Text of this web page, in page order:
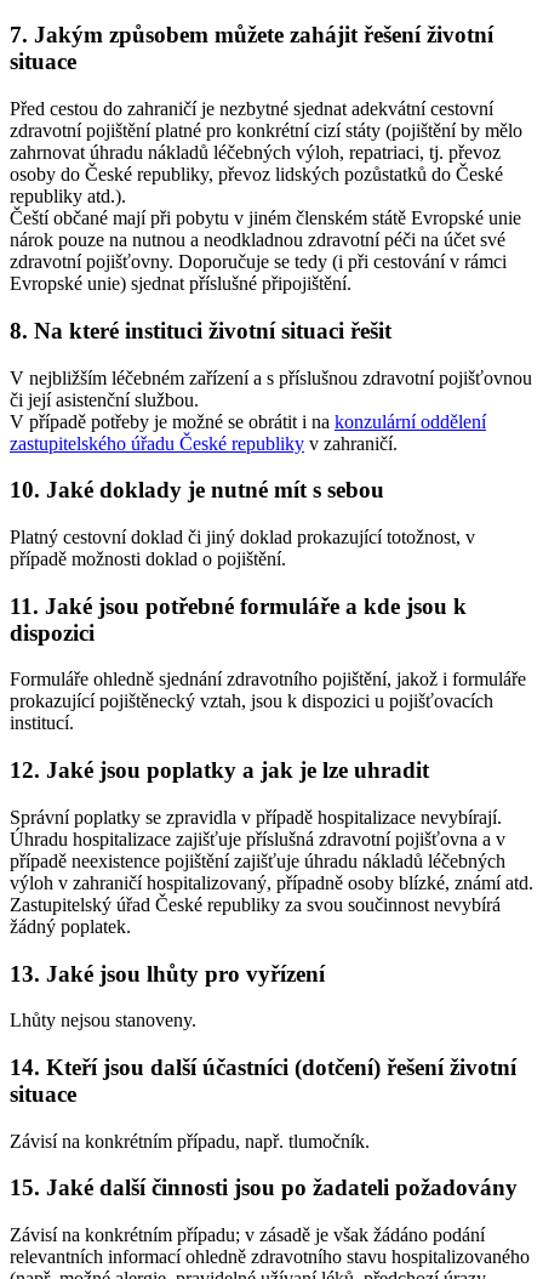
7. Jakým způsobem můžete zahájit řešení životní
situace
Před cestou do zahraničí je nezbytné sjednat adekvátní cestovní
zdravotní pojištění platné pro konkrétní cizí státy (pojištění by mělo
zahrnovat úhradu nákladů léčebných výloh, repatriaci, tj. převoz
osoby do České republiky, převoz lidských pozůstatků do České
republiky atd.).
Čeští občané mají při pobytu v jiném členském státě Evropské unie
nárok pouze na nutnou a neodkladnou zdravotní péči na účet své
zdravotní pojišťovny. Doporučuje se tedy (i při cestování v rámci
Evropské unie) sjednat příslušné připojištění.
8. Na které instituci životní situaci řešit
V nejbližším léčebném zařízení a s příslušnou zdravotní pojišťovnou
či její asistenční službou.
V případě potřeby je možné se obrátit i na konzulární oddělení
zastupitelského úřadu České republiky v zahraničí.
10. Jaké doklady je nutné mít s sebou
Platný cestovní doklad či jiný doklad prokazující totožnost, v
případě možnosti doklad o pojištění.
11. Jaké jsou potřebné formuláře a kde jsou k
dispozici
Formuláře ohledně sjednání zdravotního pojištění, jakož i formuláře
prokazující pojištěnecký vztah, jsou k dispozici u pojišťovacích
institucí.
12. Jaké jsou poplatky a jak je lze uhradit
Správní poplatky se zpravidla v případě hospitalizace nevybírají.
Úhradu hospitalizace zajišťuje příslušná zdravotní pojišťovna a v
případě neexistence pojištění zajišťuje úhradu nákladů léčebných
výloh v zahraničí hospitalizovaný, případně osoby blízké, známí atd.
Zastupitelský úřad České republiky za svou součinnost nevybírá
žádný poplatek.
13. Jaké jsou lhůty pro vyřízení
Lhůty nejsou stanoveny.
14. Kteří jsou další účastníci (dotčení) řešení životní
situace
Závisí na konkrétním případu, např. tlumočník.
15. Jaké další činnosti jsou po žadateli požadovány
Závisí na konkrétním případu; v zásadě je však žádáno podání
relevantních informací ohledně zdravotního stavu hospitalizovaného